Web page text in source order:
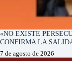
«NO EXISTE
CONFIRMA LA
7 de agosto de 2026